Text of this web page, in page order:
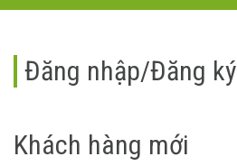
Đăng nhập/Đăng ký
Khách hàng mới